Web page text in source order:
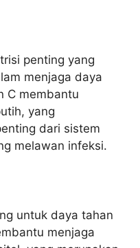
penting yang
menjaga daya
C membantu
yang
dari sistem
melawan infeksi.
untuk daya tahan
menjaga